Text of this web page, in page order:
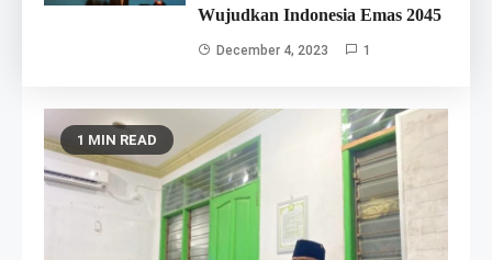
Berbagi Takjil di Taman
Samarendah
March 16, 2026
Wujudkan Indonesia Emas 2045
December 4, 2023 1
1 MIN READ